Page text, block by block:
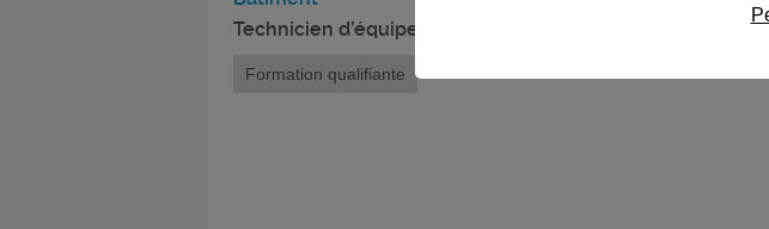
Technicien d’équipement et d’exploitation en électricité
Formation qualifiante